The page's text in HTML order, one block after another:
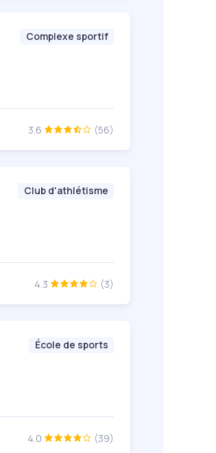
Complexe sportif
3.6 (56)
Club d'athlétisme
4.3 (3)
École de sports
4.0 (39)